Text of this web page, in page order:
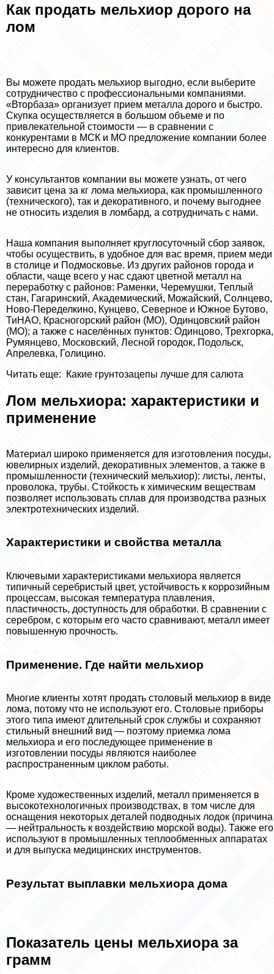
Как продать мельхиор дорого на
лом
Вы можете продать мельхиор выгодно, если выберите
сотрудничество с профессиональными компаниями.
«Вторбаза» организует прием металла дорого и быстро.
Скупка осуществляется в большом объеме и по
привлекательной стоимости — в сравнении с
конкурентами в МСК и МО предложение компании более
интересно для клиентов.
У консультантов компании вы можете узнать, от чего
зависит цена за кг лома мельхиора, как промышленного
(технического), так и декоративного, и почему выгоднее
не относить изделия в ломбард, а сотрудничать с нами.
Наша компания выполняет круглосуточный сбор заявок,
чтобы осуществить, в удобное для вас время, прием меди
в столице и Подмосковье. Из других районов города и
области, чаще всего у нас сдают цветной металл на
переработку с районов: Раменки, Черемушки, Теплый
стан, Гагаринский, Академический, Можайский, Солнцево,
Ново-Переделкино, Кунцево, Северное и Южное Бутово,
ТиНАО, Красногорский район (МО), Одинцовский район
(МО); а также с населённых пунктов: Одинцово, Трехгорка,
Румянцево, Московский, Лесной городок, Подольск,
Апрелевка, Голицино.
Читать еще:
Какие грунтозацепы лучше для салюта
Лом мельхиора: хаpaктеристики и
применение
Материал широко применяется для изготовления посуды,
ювелирных изделий, декоративных элементов, а также в
промышленности (технический мельхиор): листы, ленты,
проволока, трубы. Стойкость к химическим веществам
позволяет использовать сплав для производства разных
электротехнических изделий.
Хаpaктеристики и свойства металла
Ключевыми хаpaктеристиками мельхиора является
типичный серебристый цвет, устойчивость к коррозийным
процессам, высокая температура плавления,
пластичность, доступность для обработки. В сравнении с
серебром, с которым его часто сравнивают, металл имеет
повышенную прочность.
Применение. Где найти мельхиор
Многие клиенты хотят продать столовый мельхиор в виде
лома, потому что не используют его. Столовые приборы
этого типа имеют длительный срок службы и сохраняют
стильный внешний вид — поэтому приемка лома
мельхиора и его последующее применение в
изготовлении посуды являются наиболее
распространенным циклом работы.
Кроме художественных изделий, металл применяется в
высокотехнологичных производствах, в том числе для
оснащения некоторых деталей подводных лодок (причина
— нейтральность к воздействию морской воды). Также его
используют в промышленных теплообменных аппаратах
и для выпуска медицинских инструментов.
Результат выплавки мельхиора дома
Показатель цены мельхиора за
грамм